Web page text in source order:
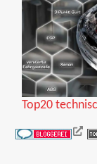
Top20